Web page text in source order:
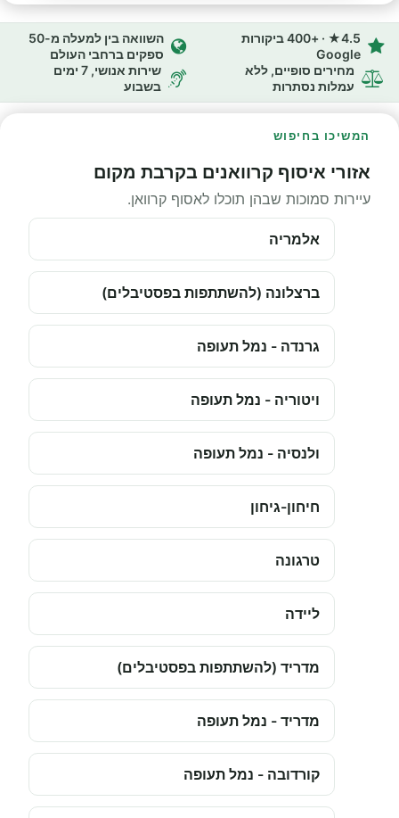
4.5★ · +400 ביקורות
Google
השוואה בין למעלה מ-50
ספקים ברחבי העולם
מחירים סופיים, ללא
עמלות נסתרות
שירות אנושי, 7 ימים
בשבוע
המשיכו בחיפוש
אזורי איסוף קרוואנים בקרבת מקום
עיירות סמוכות שבהן תוכלו לאסוף קרוואן.
אלמריה
ברצלונה (להשתתפות בפסטיבלים)
גרנדה - נמל תעופה
ויטוריה - נמל תעופה
ולנסיה - נמל תעופה
חיחון-גיחון
טרגונה
ליידה
מדריד (להשתתפות בפסטיבלים)
מדריד - נמל תעופה
קורדובה - נמל תעופה